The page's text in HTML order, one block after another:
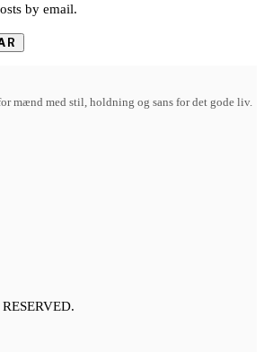
by email.
mænd med stil, holdning og sans for det gode liv.